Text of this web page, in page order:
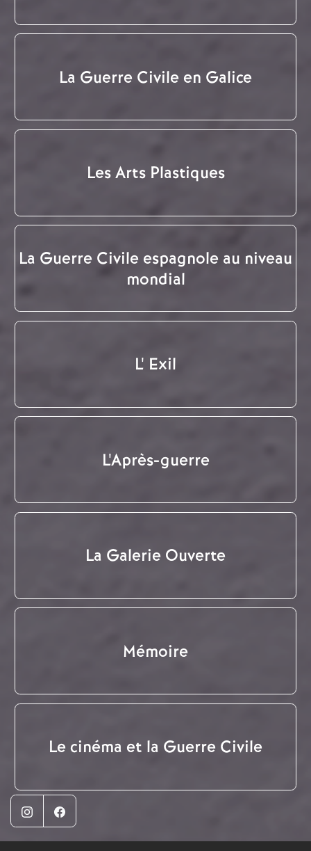
La Guerre Civile en Galice
Les Arts Plastiques
La Guerre Civile espagnole au niveau
mondial
L' Exil
L'Après-guerre
La Galerie Ouverte
Mémoire
Le cinéma et la Guerre Civile
InstagramFacebook